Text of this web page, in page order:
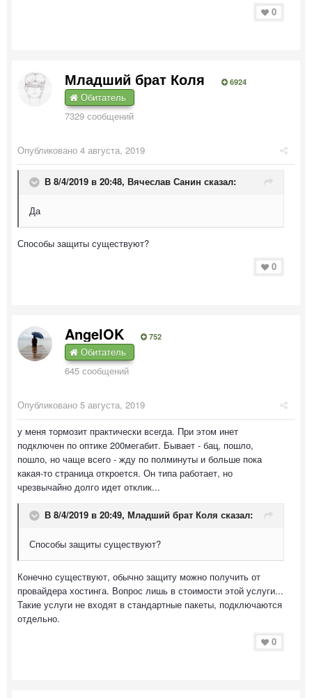
0
Младший брат Коля 6924
Обитатель
7329 сообщений
Опубликовано 4 августа, 2019
В 8/4/2019 в 20:48, Вячеслав Санин сказал:
Да
Способы защиты существуют?
0
AngelOK 752
Обитатель
645 сообщений
Опубликовано 5 августа, 2019
у меня тормозит практически всегда. При этом инет
подключен по оптике 200мегабит. Бывает - бац, пошло,
пошло, но чаще всего - жду по полминуты и больше пока
какая-то страница откроется. Он типа работает, но
чрезвычайно долго идет отклик...
В 8/4/2019 в 20:49, Младший брат Коля сказал:
Способы защиты существуют?
Конечно существуют, обычно защиту можно получить от
провайдера хостинга. Вопрос лишь в стоимости этой услуги...
Такие услуги не входят в стандартные пакеты, подключаются
отдельно.
0